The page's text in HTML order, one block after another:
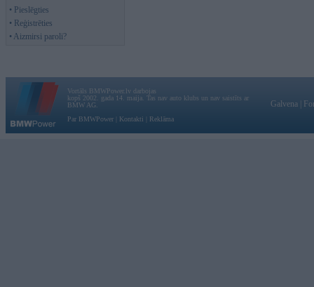
• Pieslēgties
• Reģistrēties
• Aizmirsi paroli?
Vortāls BMWPower.lv darbojas
kopš 2002. gada 14. maija. Tas nav auto klubs un nav saistīts ar
BMW AG.
Par BMWPower
Kontakti Reklāma
Galvena